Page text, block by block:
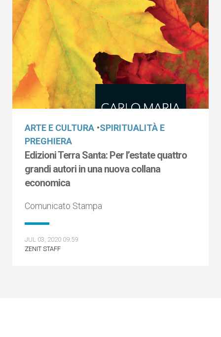
ARTE E CULTURA •SPIRITUALITÀ E
PREGHIERA
Edizioni Terra Santa: Per l’estate quattro
grandi autori in una nuova collana
economica
Comunicato Stampa
JUL 03, 2020 09:59
ZENIT STAFF